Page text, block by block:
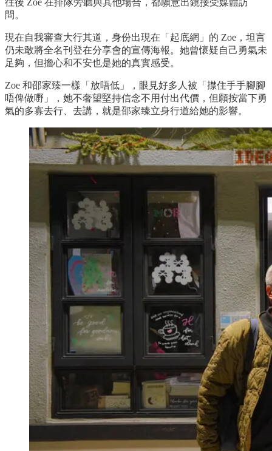
往後 Zoe 在排隊旁聽與其他場合，都願意出鏡接受媒體訪
問。
現在自我審查大行其道，身份出現在「起底網」的 Zoe，坦言
仍未敢將全名刊登在分享會的宣傳海報。她曾懷疑自己勇氣未
足夠，但擔心和不安也是她的真實感受。
Zoe 和邵家臻一樣「放唔低」，眼見好多人被「㩒住手手腳腳
唔俾做嘢」，她不奢望堅持信念不用付出代價，但願按當下勇
氣的多寡去行、去講，就是邵家臻立身行道給她的影響。